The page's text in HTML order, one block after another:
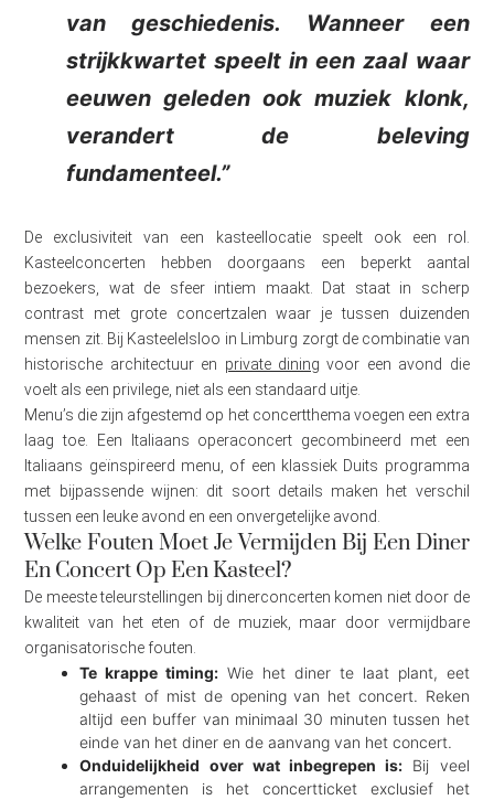
van geschiedenis. Wanneer een
strijkkwartet speelt in een zaal waar
eeuwen geleden ook muziek klonk,
verandert de beleving
fundamenteel.”
De exclusiviteit van een kasteellocatie speelt ook een rol.
Kasteelconcerten hebben doorgaans een beperkt aantal
bezoekers, wat de sfeer intiem maakt. Dat staat in scherp
contrast met grote concertzalen waar je tussen duizenden
mensen zit. Bij Kasteelelsloo in Limburg zorgt de combinatie van
historische architectuur en private dining voor een avond die
voelt als een privilege, niet als een standaard uitje.
Menu’s die zijn afgestemd op het concertthema voegen een extra
laag toe. Een Italiaans operaconcert gecombineerd met een
Italiaans geïnspireerd menu, of een klassiek Duits programma
met bijpassende wijnen: dit soort details maken het verschil
tussen een leuke avond en een onvergetelijke avond.
Welke Fouten Moet Je Vermijden Bij Een Diner
En Concert Op Een Kasteel?
De meeste teleurstellingen bij dinerconcerten komen niet door de
kwaliteit van het eten of de muziek, maar door vermijdbare
organisatorische fouten.
Te krappe timing: Wie het diner te laat plant, eet
gehaast of mist de opening van het concert. Reken
altijd een buffer van minimaal 30 minuten tussen het
einde van het diner en de aanvang van het concert.
Onduidelijkheid over wat inbegrepen is: Bij veel
arrangementen is het concertticket exclusief het